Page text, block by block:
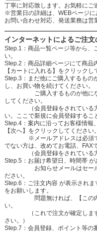
丁寧に対応致します。お気軽にご
※営業日の詳細は、WEBページに
お問い合わせ対応、発送業務は営
インターネットによるご注文
Step.1：商品一覧ページ等から、
い。
Step.2：商品詳細ページにて商品
【カートに入れる】をクリックし
Step.3：まだ他にご購入するもの
し、お買い物を続けてください。
ご購入するものが他になけ
してください。
（会員登録をされている方は
い。ここで新規に会員登録するこ
Step.4：案内に沿ってお客様情報
【次へ】をクリックしてください。
※メールアドレスは必須です
でない方は、改めてお電話、FAX
（会員登録をされている方は
Step.5：お届け希望日、時間帯 が
お知らせメールはセール情
ださい。
Step.6：ご注文内容 が表示され
をお願いします。
問題無ければ、【この内容
い。
（これで注文が確定します。
さい。）
Step.7：会員登録、ポイント等の